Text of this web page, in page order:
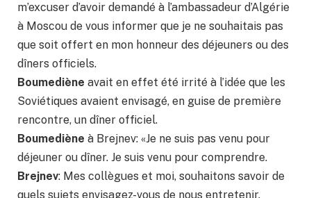
m’excuser d’avoir demandé à l’ambassadeur d’Algérie
à Moscou de vous informer que je ne souhaitais pas
que soit offert en mon honneur des déjeuners ou des
dîners officiels.
Boumediène avait en effet été irrité à l’idée que les
Soviétiques avaient envisagé, en guise de première
rencontre, un dîner officiel.
Boumediène à Brejnev: «Je ne suis pas venu pour
déjeuner ou dîner. Je suis venu pour comprendre.
Brejnev: Mes collègues et moi, souhaitons savoir de
quels sujets envisagez-vous de nous entretenir.